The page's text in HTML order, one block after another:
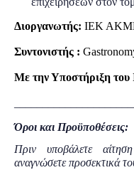
Διοργανωτής: ΙΕΚ
Συντονιστής :
Με την Υποστήριξη
Όροι και Προϋποθέσεις:
Πριν υποβάλετε
αναγνώσετε προσεκτικά